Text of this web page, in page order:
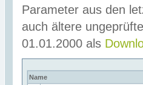
Parameter aus den
auch ältere
01.01.2000 als
Name